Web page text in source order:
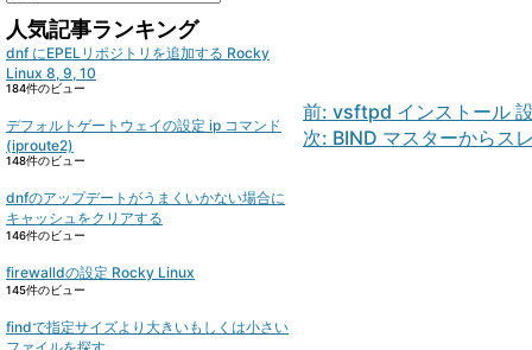
索:
人気記事ランキング
dnf にEPELリポジトリを追加する Rocky
Linux 8, 9, 10
184件のビュー
デフォルトゲートウェイの設定 ip コマンド
(iproute2)
148件のビュー
dnfのアップデートがうまくいかない場合に
キャッシュをクリアする
146件のビュー
firewalldの設定 Rocky Linux
145件のビュー
findで指定サイズより大きいもしくは小さい
ナ
ビ
前: vsftpd インストール
次: BIND マスターからス